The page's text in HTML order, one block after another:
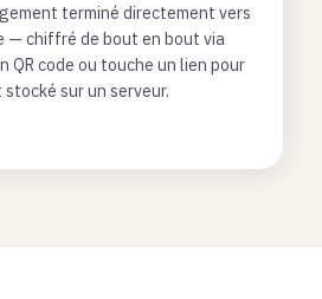
terminé directement vers
— chiffré de bout en bout via
QR code ou touche un lien pour
sur un serveur.